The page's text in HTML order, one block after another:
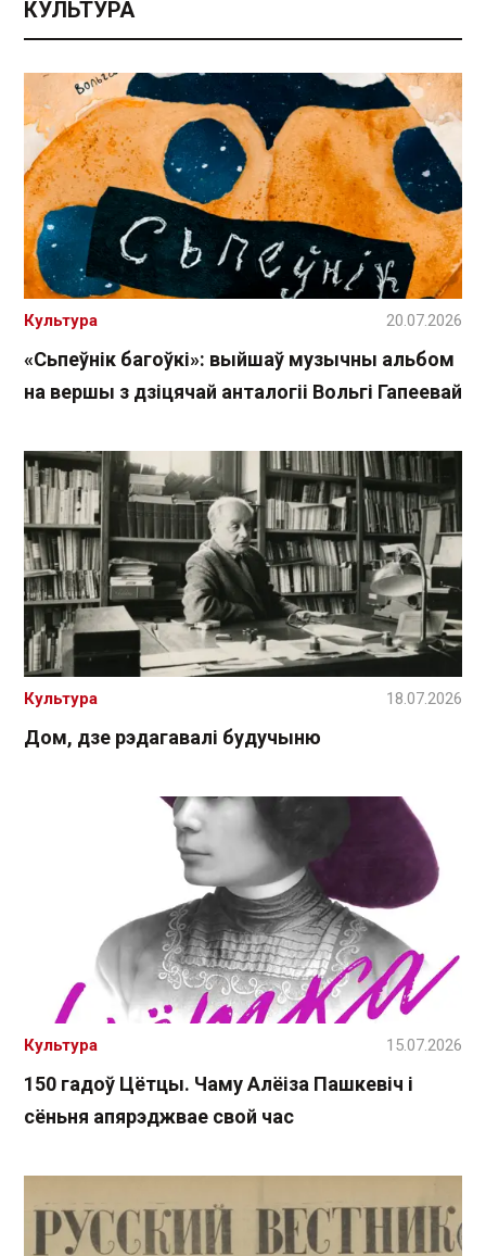
КУЛЬТУРА
«Сьпеўнік багоўкі»: выйшаў музычны альбом
на вершы з дзіцячай анталогіі Вольгі Гапеевай
Культура 20.07.2026
Дом, дзе рэдагавалі будучыню
Культура 18.07.2026
150 гадоў Цётцы. Чаму Алёіза Пашкевіч і
сёньня апярэджвае свой час
Культура 15.07.2026